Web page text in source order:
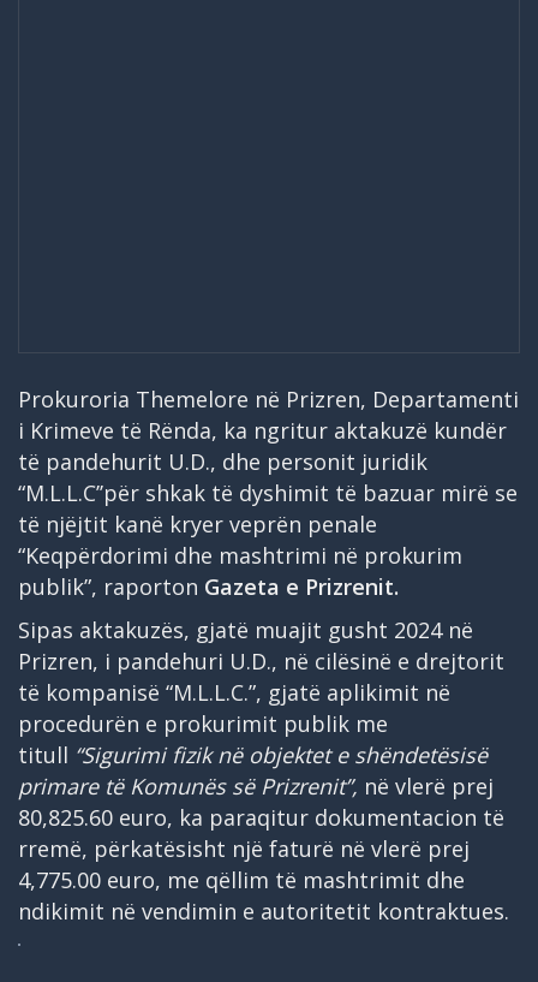
Prokuroria Themelore në Prizren, Departamenti
i Krimeve të Rënda, ka ngritur aktakuzë kundër
të pandehurit U.D., dhe personit juridik
“M.L.L.C’’për shkak të dyshimit të bazuar mirë se
të njëjtit kanë kryer veprën penale
“Keqpërdorimi dhe mashtrimi në prokurim
publik”, raporton Gazeta e Prizrenit.
Sipas aktakuzës, gjatë muajit gusht 2024 në
Prizren, i pandehuri U.D., në cilësinë e drejtorit
të kompanisë “M.L.L.C.”, gjatë aplikimit në
procedurën e prokurimit publik me
titull “Sigurimi fizik në objektet e shëndetësisë
primare të Komunës së Prizrenit”, në vlerë prej
80,825.60 euro, ka paraqitur dokumentacion të
rremë, përkatësisht një faturë në vlerë prej
4,775.00 euro, me qëllim të mashtrimit dhe
ndikimit në vendimin e autoritetit kontraktues.